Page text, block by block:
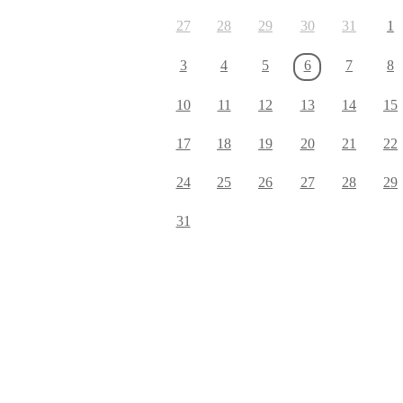
27 28 29 30 31 1
3 4 5 6 7 8
10 11 12 13 14 15
17 18 19 20 21 22
24 25 26 27 28 29
31